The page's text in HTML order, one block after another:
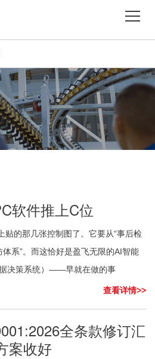
软件推上C位
贴的那几张控制图了。它要从“事后检
体系”。而这恰好是盈飞无限的AI智能
决策系统）——早就在做的事
查看详情>>
全条款修订汇
案收好